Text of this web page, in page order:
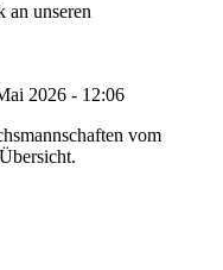
an unseren
2026 - 12:06
vom